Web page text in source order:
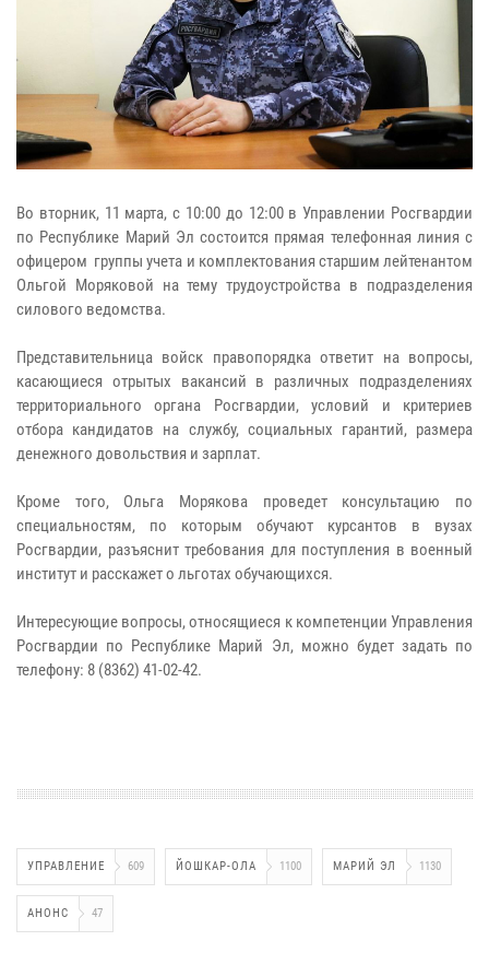
Во вторник, 11 марта, с 10:00 до 12:00 в Управлении Росгвардии
по Республике Марий Эл состоится прямая телефонная линия с
офицером группы учета и комплектования старшим лейтенантом
Ольгой Моряковой на тему трудоустройства в подразделения
силового ведомства.
Представительница войск правопорядка ответит на вопросы,
касающиеся отрытых вакансий в различных подразделениях
территориального органа Росгвардии, условий и критериев
отбора кандидатов на службу, социальных гарантий, размера
денежного довольствия и зарплат.
Кроме того, Ольга Морякова проведет консультацию по
специальностям, по которым обучают курсантов в вузах
Росгвардии, разъяснит требования для поступления в военный
институт и расскажет о льготах обучающихся.
Интересующие вопросы, относящиеся к компетенции Управления
Росгвардии по Республике Марий Эл, можно будет задать по
телефону: 8 (8362) 41-02-42.
УПРАВЛЕНИЕ 609 ЙОШКАР-ОЛА 1100 МАРИЙ ЭЛ 1130
АНОНС 47